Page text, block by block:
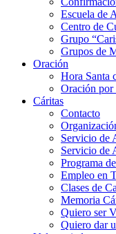
Escuela de
Centro de
Grupo
Grupos de
Oración
Hora Santa
Oración por
Cáritas
Contacto
Servicio de
Servicio de
Programa
Empleo en
Clases de
Memoria
Quiero ser
Quiero dar